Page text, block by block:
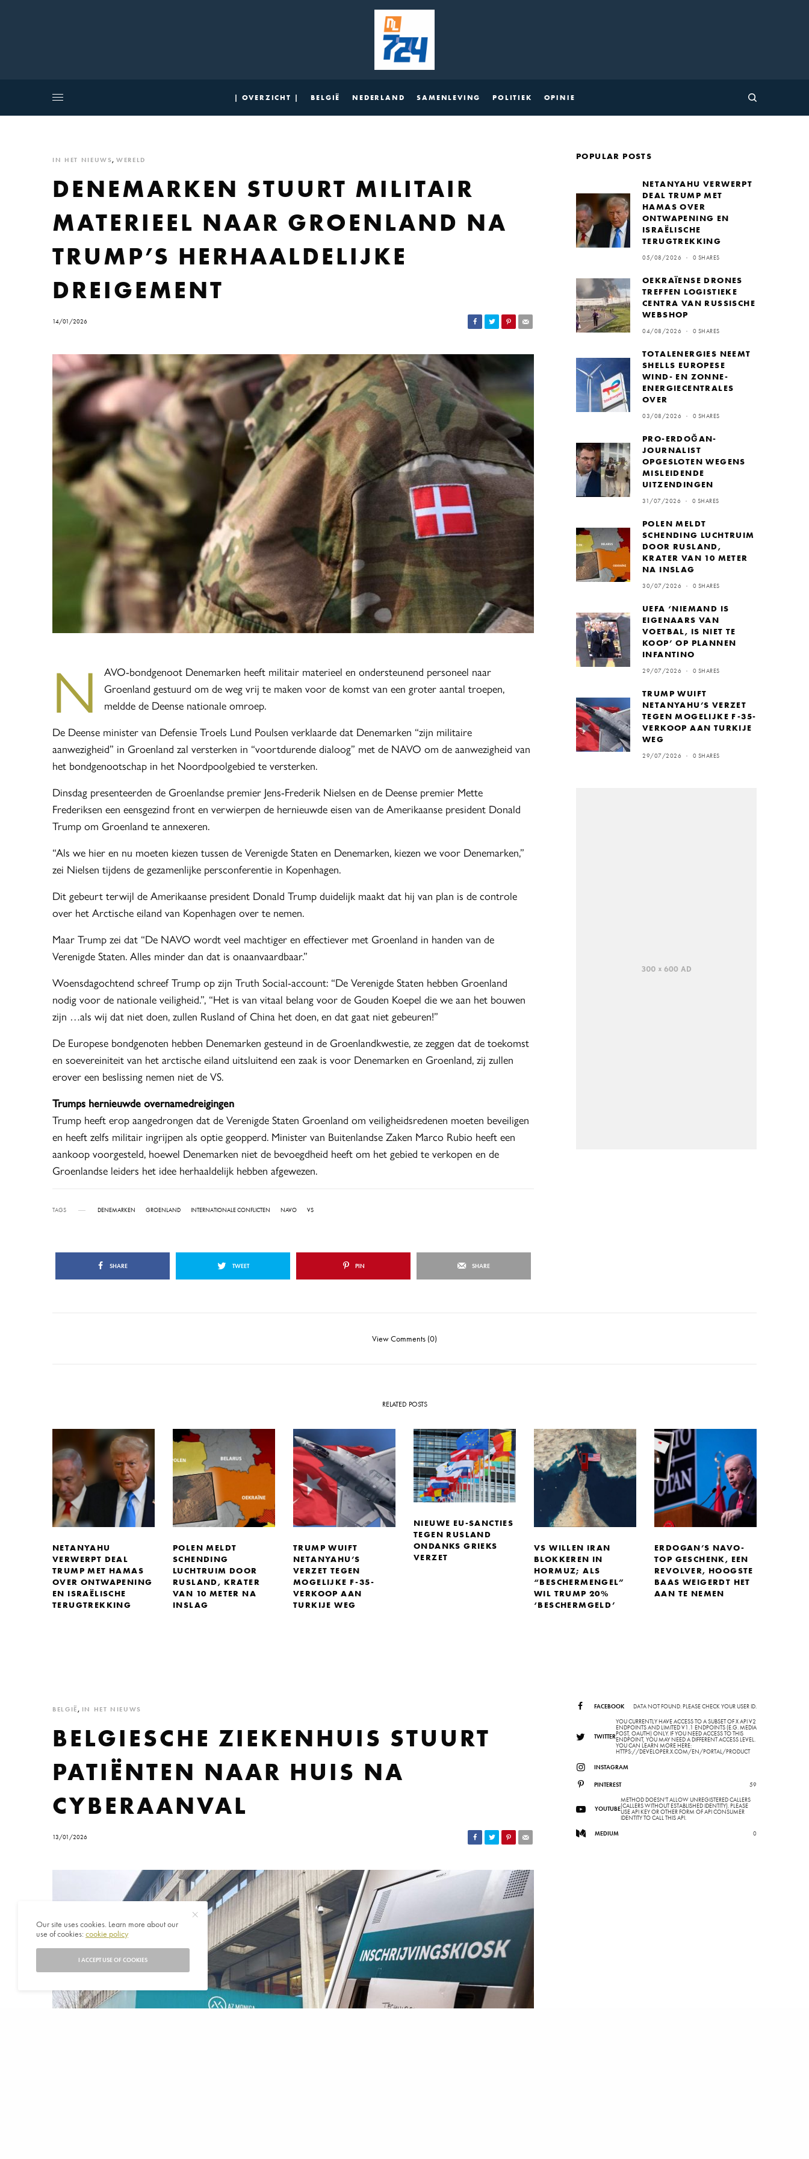
| OVERZICHT | BELGIË NEDERLAND SAMENLEVING POLITIEK OPINIE
IN HET NIEUWS, WERELD
DENEMARKEN STUURT MILITAIR
MATERIEEL NAAR GROENLAND NA
TRUMP’S HERHAALDELIJKE
DREIGEMENT
14/01/2026
N
AVO-bondgenoot Denemarken heeft militair materieel en ondersteunend personeel naar
Groenland gestuurd om de weg vrij te maken voor de komst van een groter aantal troepen,
meldde de Deense nationale omroep.
De Deense minister van Defensie Troels Lund Poulsen verklaarde dat Denemarken “zijn militaire
aanwezigheid” in Groenland zal versterken in “voortdurende dialoog” met de NAVO om de aanwezigheid van
het bondgenootschap in het Noordpoolgebied te versterken.
Dinsdag presenteerden de Groenlandse premier Jens-Frederik Nielsen en de Deense premier Mette
Frederiksen een eensgezind front en verwierpen de hernieuwde eisen van de Amerikaanse president Donald
Trump om Groenland te annexeren.
“Als we hier en nu moeten kiezen tussen de Verenigde Staten en Denemarken, kiezen we voor Denemarken,”
zei Nielsen tijdens de gezamenlijke persconferentie in Kopenhagen.
Dit gebeurt terwijl de Amerikaanse president Donald Trump duidelijk maakt dat hij van plan is de controle
over het Arctische eiland van Kopenhagen over te nemen.
Maar Trump zei dat “De NAVO wordt veel machtiger en effectiever met Groenland in handen van de
Verenigde Staten. Alles minder dan dat is onaanvaardbaar.”
Woensdagochtend schreef Trump op zijn Truth Social-account: “De Verenigde Staten hebben Groenland
nodig voor de nationale veiligheid.”, “Het is van vitaal belang voor de Gouden Koepel die we aan het bouwen
zijn …als wij dat niet doen, zullen Rusland of China het doen, en dat gaat niet gebeuren!”
De Europese bondgenoten hebben Denemarken gesteund in de Groenlandkwestie, ze zeggen dat de toekomst
en soevereiniteit van het arctische eiland uitsluitend een zaak is voor Denemarken en Groenland, zij zullen
erover een beslissing nemen niet de VS.
Trumps hernieuwde overnamedreigingen
Trump heeft erop aangedrongen dat de Verenigde Staten Groenland om veiligheidsredenen moeten beveiligen
en heeft zelfs militair ingrijpen als optie geopperd. Minister van Buitenlandse Zaken Marco Rubio heeft een
aankoop voorgesteld, hoewel Denemarken niet de bevoegdheid heeft om het gebied te verkopen en de
Groenlandse leiders het idee herhaaldelijk hebben afgewezen.
TAGS DENEMARKEN GROENLAND INTERNATIONALE CONFLICTEN NAVO VS
SHARE TWEET PIN SHARE
POPULAR POSTS
NETANYAHU VERWERPT
DEAL TRUMP MET
HAMAS OVER
ONTWAPENING EN
ISRAËLISCHE
TERUGTREKKING
05/08/2026 0 SHARES
OEKRAÏENSE DRONES
TREFFEN LOGISTIEKE
CENTRA VAN RUSSISCHE
WEBSHOP
04/08/2026 0 SHARES
TOTALENERGIES NEEMT
SHELLS EUROPESE
WIND- EN ZONNE-
ENERGIECENTRALES
OVER
03/08/2026 0 SHARES
PRO-ERDOĞAN-
JOURNALIST
OPGESLOTEN WEGENS
MISLEIDENDE
UITZENDINGEN
31/07/2026 0 SHARES
POLEN MELDT
SCHENDING LUCHTRUIM
DOOR RUSLAND,
KRATER VAN 10 METER
NA INSLAG
30/07/2026 0 SHARES
UEFA ‘NIEMAND IS
EIGENAARS VAN
VOETBAL, IS NIET TE
KOOP’ OP PLANNEN
INFANTINO
29/07/2026 0 SHARES
TRUMP WUIFT
NETANYAHU’S VERZET
TEGEN MOGELIJKE F-35-
VERKOOP AAN TURKIJE
WEG
29/07/2026 0 SHARES
View Comments (0)
RELATED POSTS
NETANYAHU
VERWERPT DEAL
TRUMP MET HAMAS
OVER ONTWAPENING
EN ISRAËLISCHE
TERUGTREKKING
POLEN MELDT
SCHENDING
LUCHTRUIM DOOR
RUSLAND, KRATER
VAN 10 METER NA
INSLAG
TRUMP WUIFT
NETANYAHU’S
VERZET TEGEN
MOGELIJKE F-35-
VERKOOP AAN
TURKIJE WEG
NIEUWE EU-SANCTIES
TEGEN RUSLAND
ONDANKS GRIEKS
VERZET
VS WILLEN IRAN
BLOKKEREN IN
HORMUZ; ALS
“BESCHERMENGEL”
WIL TRUMP 20%
‘BESCHERMGELD’
ERDOGAN’S NAVO-
TOP GESCHENK, EEN
REVOLVER, HOOGSTE
BAAS WEIGERDT HET
AAN TE NEMEN
BELGIË , IN HET NIEUWS
BELGIESCHE ZIEKENHUIS STUURT
PATIËNTEN NAAR HUIS NA
CYBERAANVAL
13/01/2026
FACEBOOK DATA NOT FOUND. PLEASE CHECK YOUR USER ID.
TWITTER
YOU CURRENTLY HAVE ACCESS TO A SUBSET OF X API V2
ENDPOINTS AND LIMITED V1.1 ENDPOINTS (E.G. MEDIA
POST, OAUTH) ONLY. IF YOU NEED ACCESS TO THIS
ENDPOINT, YOU MAY NEED A DIFFERENT ACCESS LEVEL.
YOU CAN LEARN MORE HERE:
HTTPS://DEVELOPER.X.COM/EN/PORTAL/PRODUCT
INSTAGRAM
PINTEREST 59
YOUTUBE
METHOD DOESN'T ALLOW UNREGISTERED CALLERS
(CALLERS WITHOUT ESTABLISHED IDENTITY). PLEASE
USE API KEY OR OTHER FORM OF API CONSUMER
IDENTITY TO CALL THIS API.
MEDIUM
0
Our site uses cookies. Learn more about our
use of cookies:cookie policy
I ACCEPT USE OF COOKIES